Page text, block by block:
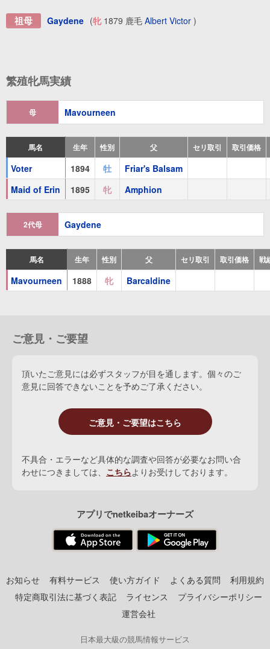
祖母 Gaydene (牝1879 鹿毛 Albert Victor )
繁殖牝馬実績
母 Mavourneen
馬名 生年 性別 父 セリ取引 取引価格
Voter 1894 牡
Friar's Balsam
Maid of Erin
1895 牝 Amphion
2代母 Gaydene
馬名 生年 性別 父 セリ取引 取引価格 戦
Mavourneen 1888 牝 Barcaldine
ご意見・ご要望
頂いたご意見には必ずスタッフが目を通します。個々のご
意見に回答できないことを予めご了承ください。
ご意見・ご要望はこちら
不具合・エラーなど具体的な調査や回答が必要なお問い合
わせにつきましては、 こちらよりお受けしております。
アプリでnetkeibaオーナーズ
お知らせ 有料サービス 使い方ガイド よくある質問
利用規約
特定商取引法に基づく表記
ライセンス
プライバシーポリシー
運営会社
日本最大級の競馬情報サービス